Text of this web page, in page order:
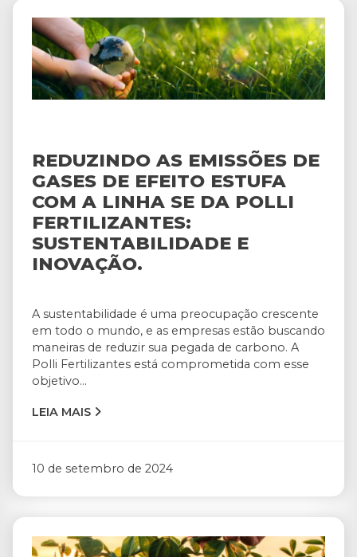
REDUZINDO AS EMISSÕES DE
GASES DE EFEITO ESTUFA
COM A LINHA SE DA POLLI
FERTILIZANTES:
SUSTENTABILIDADE E
INOVAÇÃO.
A sustentabilidade é uma preocupação crescente
em todo o mundo, e as empresas estão buscando
maneiras de reduzir sua pegada de carbono. A
Polli Fertilizantes está comprometida com esse
objetivo...
LEIA MAIS
10 de setembro de 2024